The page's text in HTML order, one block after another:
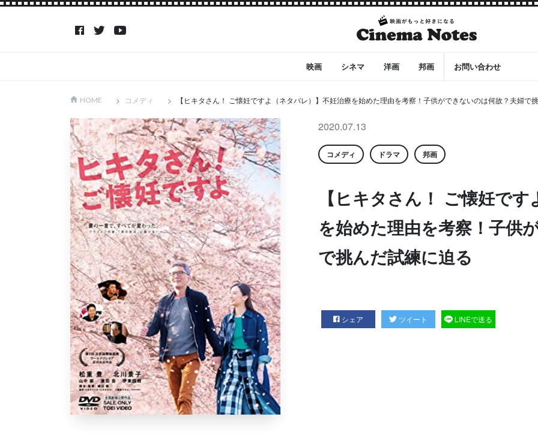
映画 シネマ 洋画 邦画 お問い合わせ
HOME コメディ 【ヒキタさん！ ご懐妊ですよ（ネタバレ）】不妊治療を始めた理由を考察！子供ができないのは何故？夫婦で
2020.07.13
コメディ ドラマ 邦画
【ヒキタさん！ ご懐妊で
を始めた理由を考察！子供
で挑んだ試練に迫る
シェア ツイート LINEで送る